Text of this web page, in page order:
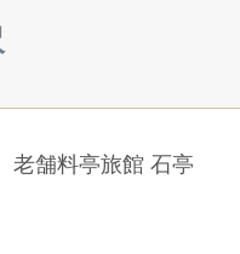
舗料亭旅館 石亭